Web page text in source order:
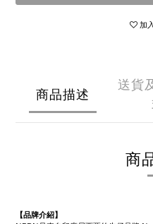
加
商品描述
送貨
商
【品牌介紹】